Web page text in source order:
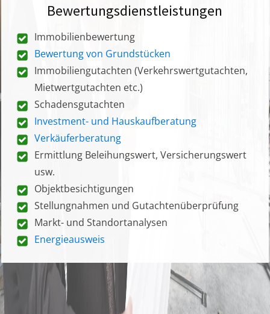
Bewertungsdienstleistungen
Immobilienbewertung
Bewertung von Grundstücken
Immobiliengutachten (Verkehrswertgutachten,
Mietwertgutachten etc.)
Schadensgutachten
Investment- und Hauskaufberatung
Verkäuferberatung
Ermittlung Beleihungswert, Versicherungswert
usw.
Objektbesichtigungen
Stellungnahmen und Gutachtenüberprüfung
Markt- und Standortanalysen
Energieausweis